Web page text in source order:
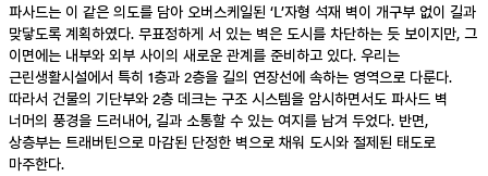
파사드는 이 같은 의도를 담아 오버스케일된 ‘L’자형 석재 벽이 개구부 없이 길과
맞닿도록 계획하였다. 무표정하게 서 있는 벽은 도시를 차단하는 듯 보이지만, 그
이면에는 내부와 외부 사이의 새로운 관계를 준비하고 있다. 우리는
근린생활시설에서 특히 1층과 2층을 길의 연장선에 속하는 영역으로 다룬다.
따라서 건물의 기단부와 2층 데크는 구조 시스템을 암시하면서도 파사드 벽
너머의 풍경을 드러내어, 길과 소통할 수 있는 여지를 남겨 두었다. 반면,
상층부는 트래버틴으로 마감된 단정한 벽으로 채워 도시와 절제된 태도로
마주한다.